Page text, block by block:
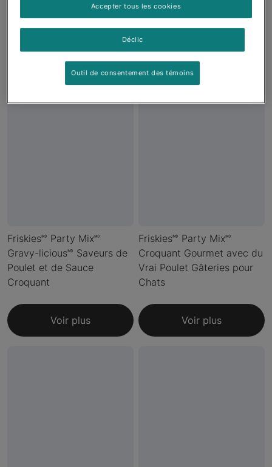
Croquant Original Gâteries
pour Chats
Voir plus
Gravylicious🅫 Saveurs de
Dinde et de Sauce
Croquant
Voir plus
Friskies🅫 Party Mix🅫
Gravy-licious🅫 Saveurs de
Poulet et de Sauce
Croquant
Voir plus
Friskies🅫 Party Mix🅫
Croquant Gourmet avec du
Vrai Poulet Gâteries pour
Chats
Voir plus
Déclic
Accepter tous les cookies
Outil de consentement des témoins